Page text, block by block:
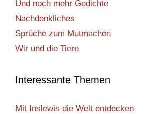
Und noch mehr Gedichte
Nachdenkliches
Sprüche zum Mutmachen
Wir und die Tiere
Interessante Themen
Mit Inslewis die Welt entdecken